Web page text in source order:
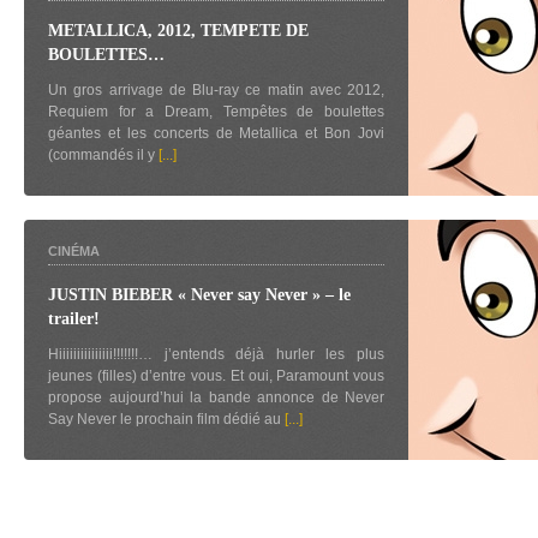
METALLICA, 2012, TEMPETE DE
BOULETTES…
Un gros arrivage de Blu-ray ce matin avec 2012,
Requiem for a Dream, Tempêtes de boulettes
géantes et les concerts de Metallica et Bon Jovi
(commandés il y [...]
CINÉMA
JUSTIN BIEBER « Never say Never » – le
trailer!
Hiiiiiiiiiiiiiii!!!!!!!… j’entends déjà hurler les plus
jeunes (filles) d’entre vous. Et oui, Paramount vous
propose aujourd’hui la bande annonce de Never
Say Never le prochain film dédié au [...]